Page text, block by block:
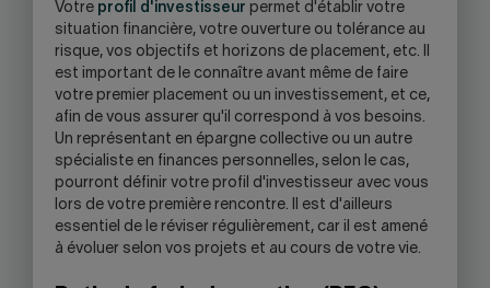
Votre profil d'investisseur permet d'établir votre
situation financière, votre ouverture ou tolérance au
risque, vos objectifs et horizons de placement, etc. Il
est important de le connaître avant même de faire
votre premier placement ou un investissement, et ce,
afin de vous assurer qu'il correspond à vos besoins.
Un représentant en épargne collective ou un autre
spécialiste en finances personnelles, selon le cas,
pourront définir votre profil d'investisseur avec vous
lors de votre première rencontre. Il est d'ailleurs
essentiel de le réviser régulièrement, car il est amené
à évoluer selon vos projets et au cours de votre vie.